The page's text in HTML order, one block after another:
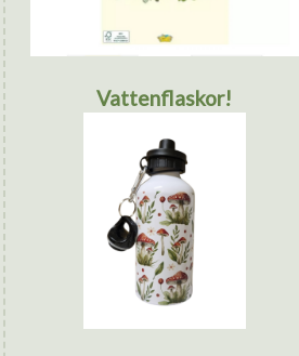
Vattenflaskor!